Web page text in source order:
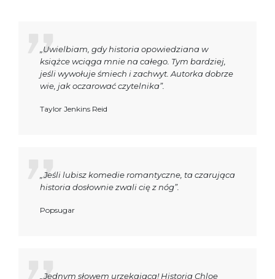
„Uwielbiam, gdy historia opowiedziana w
książce wciąga mnie na całego. Tym bardziej,
jeśli wywołuje śmiech i zachwyt. Autorka dobrze
wie, jak oczarować czytelnika”.
Taylor Jenkins Reid
„Jeśli lubisz komedie romantyczne, ta czarująca
historia dosłownie zwali cię z nóg”.
Popsugar
„Jednym słowem urzekająca! Historia Chloe